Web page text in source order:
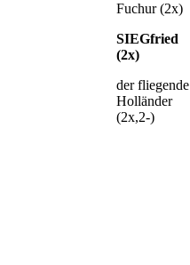
Fuchur (2x)
SIEGfried
(2x)
der fliegende
Holländer
(2x,2-)